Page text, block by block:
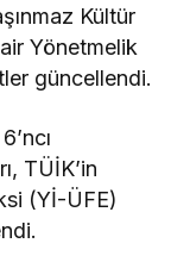
Kültür
Yönetmelik
güncellendi.
TÜİK’in
(Yİ-ÜFE)